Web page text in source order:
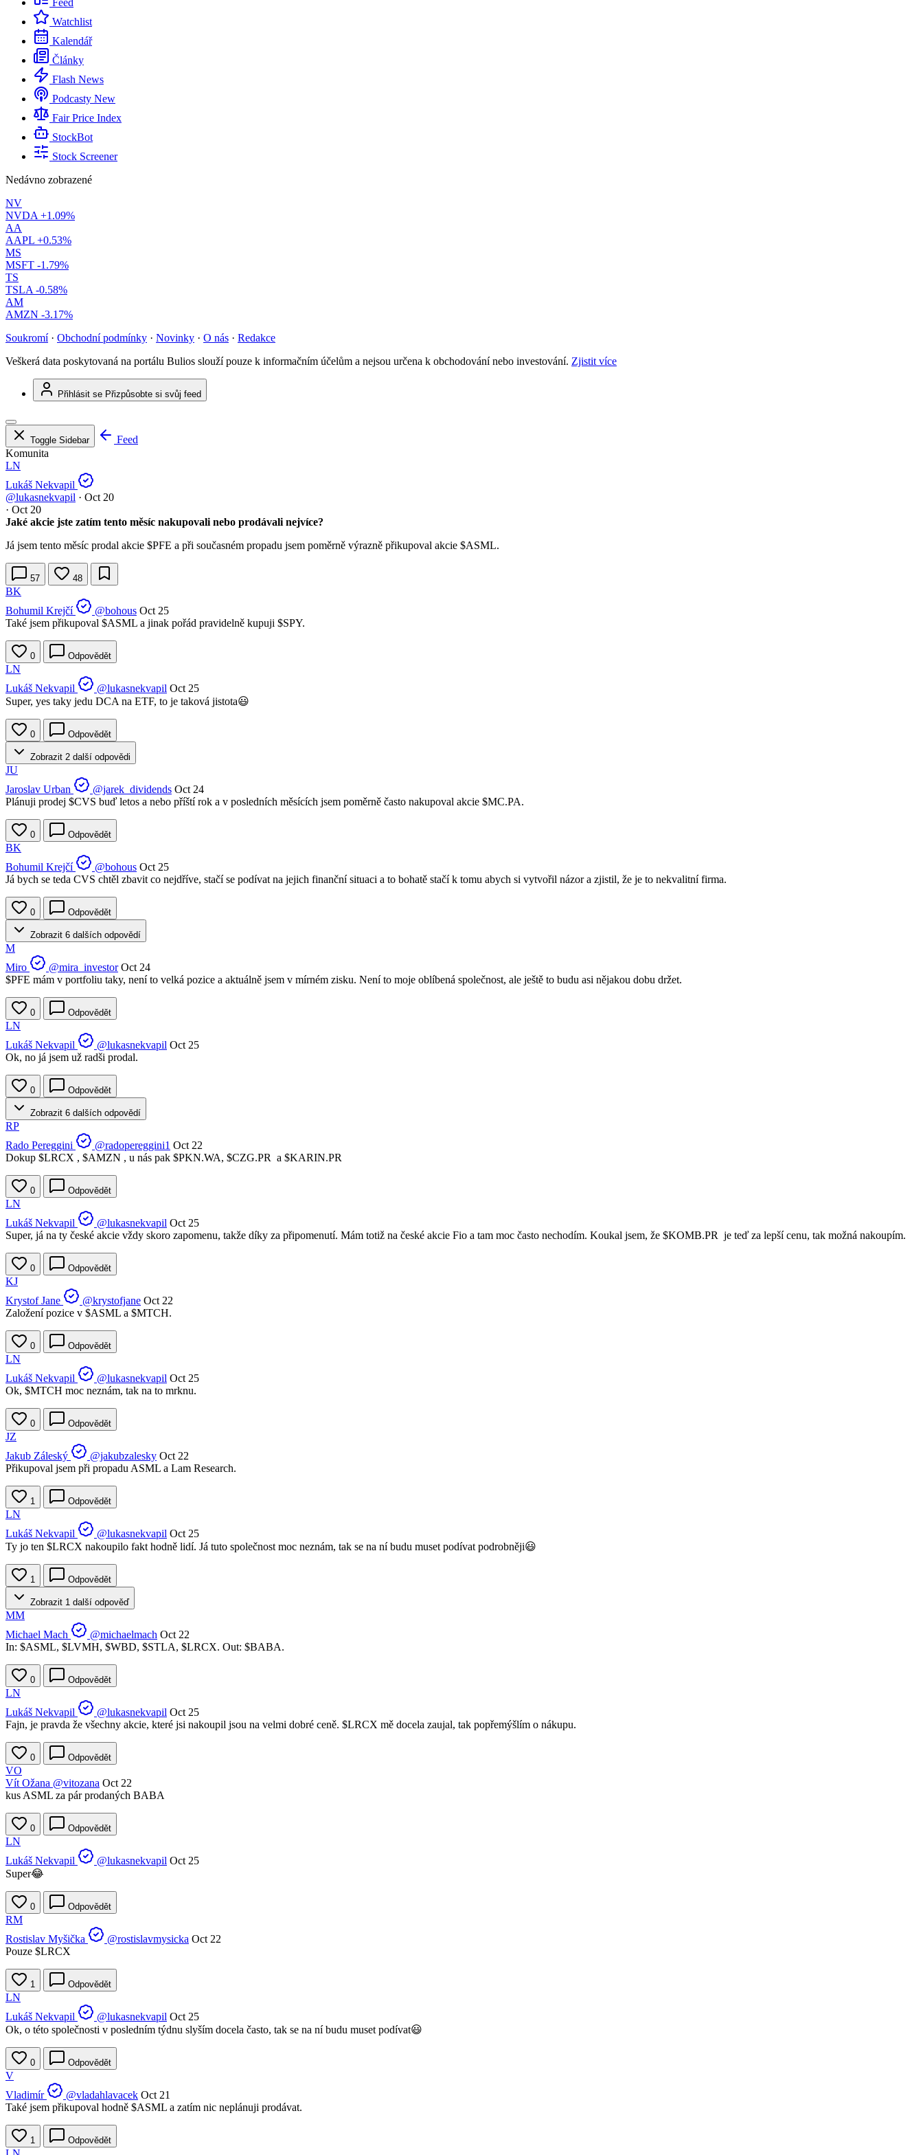
Feed
Watchlist
Kalendář
Články
Flash News
Podcasty New
Fair Price Index
StockBot
Stock Screener
Nedávno zobrazené
NV
NVDA +1.09%
AA
AAPL +0.53%
MS
MSFT -1.79%
TS
TSLA -0.58%
AM
AMZN -3.17%
Soukromí · Obchodní podmínky · Novinky · O nás · Redakce
Veškerá data poskytovaná na portálu Bulios slouží pouze k informačním účelům a nejsou určena k obchodování nebo investování. Zjistit více
Přihlásit se Přizpůsobte si svůj feed
Toggle Sidebar
Feed
Komunita
LN
Lukáš Nekvapil
@lukasnekvapil · Oct 20
· Oct 20
Jaké akcie jste zatím tento měsíc nakupovali nebo prodávali nejvíce?
Já jsem tento měsíc prodal akcie $PFE a při současném propadu jsem poměrně výrazně přikupoval akcie $ASML.
57 48
BK
Bohumil Krejčí
@bohous Oct 25
Také jsem přikupoval $ASML a jinak pořád pravidelně kupuji $SPY.
0 Odpovědět
LN
Lukáš Nekvapil
@lukasnekvapil Oct 25
Super, yes taky jedu DCA na ETF, to je taková jistota😃
0 Odpovědět
Zobrazit 2 další odpovědi
JU
Jaroslav Urban
@jarek_dividends Oct 24
Plánuji prodej $CVS buď letos a nebo příští rok a v posledních měsících jsem poměrně často nakupoval akcie $MC.PA.
0 Odpovědět
BK
Bohumil Krejčí
@bohous Oct 25
Já bych se teda CVS chtěl zbavit co nejdříve, stačí se podívat na jejich finanční situaci a to bohatě stačí k tomu abych si vytvořil názor a zjistil, že je to nekvalitní firma.
0 Odpovědět
Zobrazit 6 dalších odpovědí
M
Miro
@mira_investor Oct 24
$PFE mám v portfoliu taky, není to velká pozice a aktuálně jsem v mírném zisku. Není to moje oblíbená společnost, ale ještě to budu asi nějakou dobu držet.
0 Odpovědět
LN
Lukáš Nekvapil
@lukasnekvapil Oct 25
Ok, no já jsem už radši prodal.
0 Odpovědět
Zobrazit 6 dalších odpovědí
RP
Rado Pereggini
@radopereggini1 Oct 22
Dokup $LRCX , $AMZN , u nás pak $PKN.WA, $CZG.PR a $KARIN.PR
0 Odpovědět
LN
Lukáš Nekvapil
@lukasnekvapil Oct 25
Super, já na ty české akcie vždy skoro zapomenu, takže díky za připomenutí. Mám totiž na české akcie Fio a tam moc často nechodím. Koukal jsem, že $KOMB.PR je teď za lepší cenu, tak možná nakoupím.
0 Odpovědět
KJ
Krystof Jane
@krystofjane Oct 22
Založení pozice v $ASML a $MTCH.
0 Odpovědět
LN
Lukáš Nekvapil
@lukasnekvapil Oct 25
Ok, $MTCH moc neznám, tak na to mrknu.
0 Odpovědět
JZ
Jakub Záleský
@jakubzalesky Oct 22
Přikupoval jsem při propadu ASML a Lam Research.
1 Odpovědět
LN
Lukáš Nekvapil
@lukasnekvapil Oct 25
Ty jo ten $LRCX nakoupilo fakt hodně lidí. Já tuto společnost moc neznám, tak se na ní budu muset podívat podrobněji😃
1 Odpovědět
Zobrazit 1 další odpověď
MM
Michael Mach
@michaelmach Oct 22
In: $ASML, $LVMH, $WBD, $STLA, $LRCX. Out: $BABA.
0 Odpovědět
LN
Lukáš Nekvapil
@lukasnekvapil Oct 25
Fajn, je pravda že všechny akcie, které jsi nakoupil jsou na velmi dobré ceně. $LRCX mě docela zaujal, tak popřemýšlím o nákupu.
0 Odpovědět
VO
Vít Ožana @vitozana Oct 22
kus ASML za pár prodaných BABA
0 Odpovědět
LN
Lukáš Nekvapil
@lukasnekvapil Oct 25
Super😂
0 Odpovědět
RM
Rostislav Myšička
@rostislavmysicka Oct 22
Pouze $LRCX
1 Odpovědět
LN
Lukáš Nekvapil
@lukasnekvapil Oct 25
Ok, o této společnosti v posledním týdnu slyším docela často, tak se na ní budu muset podívat😃
0 Odpovědět
V
Vladimír
@vladahlavacek Oct 21
Také jsem přikupoval hodně $ASML a zatím nic neplánuji prodávat.
1 Odpovědět